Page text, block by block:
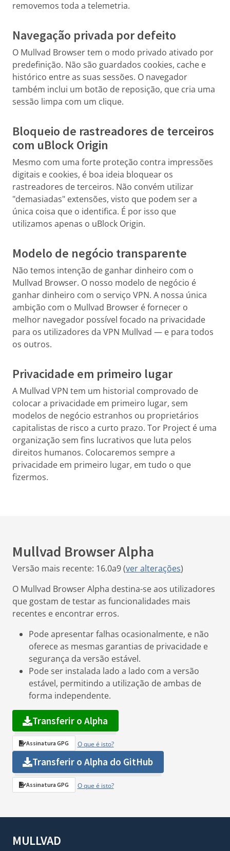
removemos toda a telemetria.
Navegação privada por defeito
O Mullvad Browser tem o modo privado ativado por
predefinição. Não são guardados cookies, cache e
histórico entre as suas sessões. O navegador
também inclui um botão de reposição, que cria uma
sessão limpa com um clique.
Bloqueio de rastreadores de terceiros
com uBlock Origin
Mesmo com uma forte proteção contra impressões
digitais e cookies, é boa ideia bloquear os
rastreadores de terceiros. Não convém utilizar
"demasiadas" extensões, visto que podem ser a
única coisa que o identifica. É por isso que
utilizamos apenas o uBlock Origin.
Modelo de negócio transparente
Não temos intenção de ganhar dinheiro com o
Mullvad Browser. O nosso modelo de negócio é
ganhar dinheiro com o serviço VPN. A nossa única
ambição com o Mullvad Browser é fornecer o
melhor navegador possível focado na privacidade
para os utilizadores da VPN Mullvad — e para todos
os outros.
Privacidade em primeiro lugar
A Mullvad VPN tem um historial comprovado de
colocar a privacidade em primeiro lugar, sem
modelos de negócio estranhos ou proprietários
capitalistas de risco a curto prazo. Tor Project é uma
organização sem fins lucrativos que luta pelos
direitos humanos. Colocaremos sempre a
privacidade em primeiro lugar, em tudo o que
fizermos.
Mullvad Browser Alpha
Versão mais recente: 16.0a9 (ver alterações)
O Mullvad Browser Alpha destina-se aos utilizadores
que gostam de testar as funcionalidades mais
recentes e encontrar erros.
Pode apresentar falhas ocasionalmente, e não
oferece as mesmas garantias de privacidade e
segurança da versão estável.
Pode ser instalada lado a lado com a versão
estável, permitindo a utilização de ambas de
forma independente.
Transferir o Alpha
Assinatura GPG O que é isto?
Transferir o Alpha do GitHub
Assinatura GPG O que é isto?
MULLVAD